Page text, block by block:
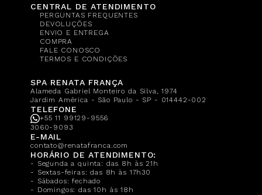
CENTRAL DE ATENDIMENTO
PERGUNTAS FREQUENTES
DEVOLUÇÕES
ENVIO E ENTREGA
COMPRA
FALE CONOSCO
TERMOS E CONDIÇÕES
SPA RENATA FRANÇA
Alameda Gabriel Monteiro da Silva, 1974
Jardim América - São Paulo - SP - 014442-002
TELEFONE
+55 11 99129-9556
3060-9093
E-MAIL
contato@renatafranca.com
HORÁRIO DE ATENDIMENTO:
- Segunda a quinta: das 8h às 21h
- Sextas-feiras: das 8h às 17h30
- Sábados: fechado
- Domingos: das 10h às 18h